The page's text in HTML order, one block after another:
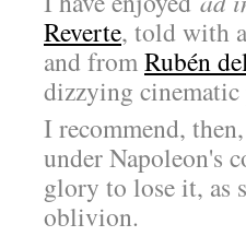
Reverte, told with
and fromRubén
dizzying
I recommend,
under Napoleon's
glory to lose it, as
oblivion.